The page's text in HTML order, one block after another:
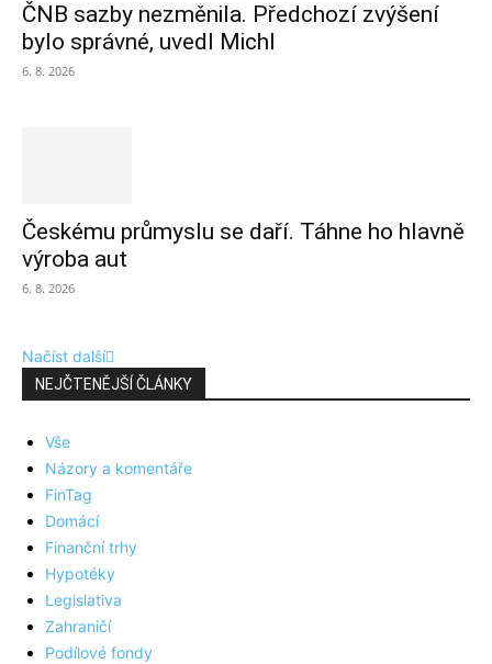
ČNB sazby nezměnila. Předchozí zvýšení
bylo správné, uvedl Michl
6. 8. 2026
Českému průmyslu se daří. Táhne ho hlavně
výroba aut
6. 8. 2026
Načíst další
NEJČTENĚJŠÍ ČLÁNKY
Vše
Názory a komentáře
FinTag
Domácí
Finanční trhy
Hypotéky
Legislativa
Zahraničí
Podílové fondy